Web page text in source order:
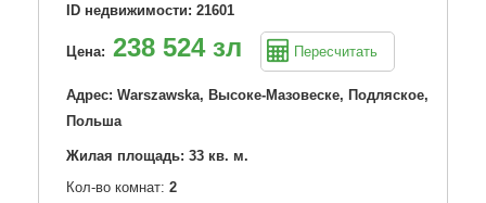
ID недвижимости: 21601
Цена: 238 524 зл Пересчитать
Адрес: Warszawska, Высоке-Мазовеске, Подляское,
Польша
Жилая площадь: 33 кв. м.
Кол-во комнат: 2